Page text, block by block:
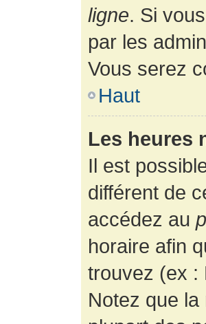
ligne. Si
par les
Vous serez
Haut
Les heures
Il est
différent de
accédez au
horaire afin
trouvez (ex :
Notez que